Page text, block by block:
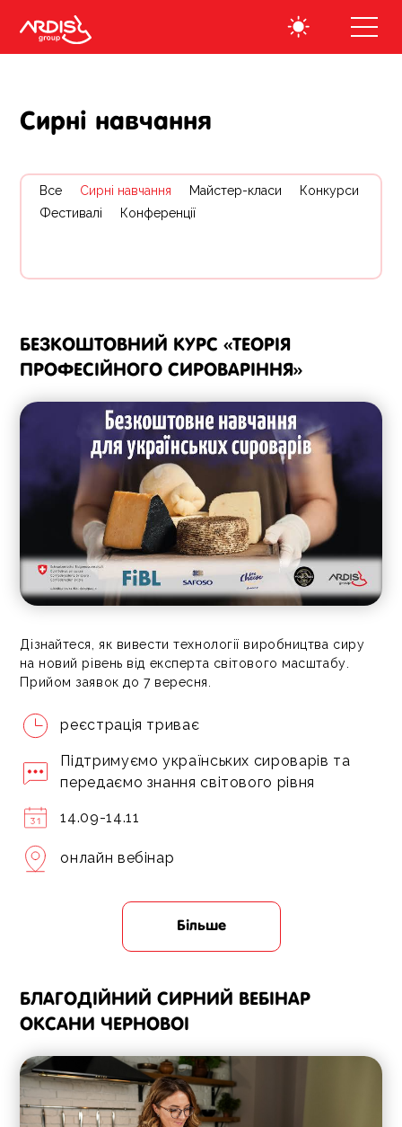
Cирні навчання
Все Cирні навчання Майстер-класи
Конкурси
Фестивалі
Конференції
БЕЗКОШТОВНИЙ КУРС «ТЕОРІЯ
ПРОФЕСІЙНОГО СИРОВАРІННЯ»
Дізнайтеся, як вивести технології виробництва сиру
на новий рівень від експерта світового масштабу.
Прийом заявок до 7 вересня.
реєстрація триває
Підтримуємо українських сироварів та
передаємо знання світового рівня
14.09-14.11
онлайн вебінар
Більше
БЛАГОДІЙНИЙ СИРНИЙ ВЕБІНАР
ОКСАНИ ЧЕРНОВОІ